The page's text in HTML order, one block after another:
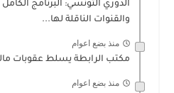
الدوري التونسي: البرنامج
والقنوات الناقلة لها...
منذ بضع اعوام
مكتب الرابطة يسلط عقوبات
منذ بضع اعوام